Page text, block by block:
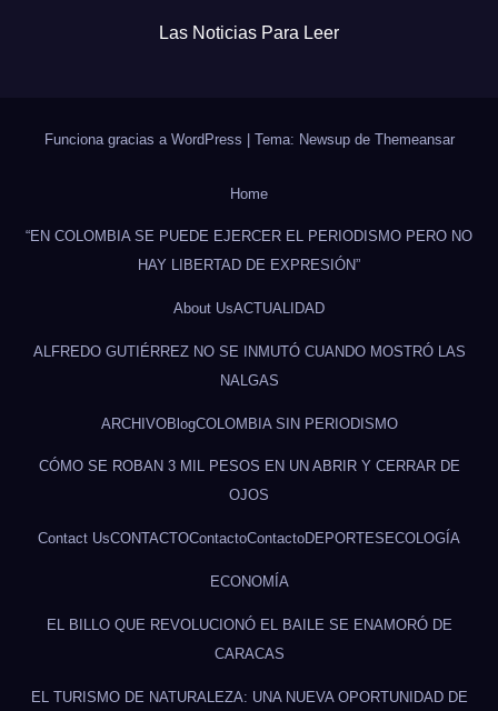
Las Noticias Para Leer
Funciona gracias a WordPress Tema: Newsup de Themeansar
Home
“EN COLOMBIA SE PUEDE EJERCER EL PERIODISMO PERO NO
HAY LIBERTAD DE EXPRESIÓN”
About UsACTUALIDAD
ALFREDO GUTIÉRREZ NO SE INMUTÓ CUANDO MOSTRÓ LAS
NALGAS
ARCHIVOBlogCOLOMBIA SIN PERIODISMO
CÓMO SE ROBAN 3 MIL PESOS EN UN ABRIR Y CERRAR DE
OJOS
Contact UsCONTACTOContactoContactoDEPORTES ECOLOGÍA
ECONOMÍA
EL BILLO QUE REVOLUCIONÓ EL BAILE SE ENAMORÓ DE
CARACAS
EL TURISMO DE NATURALEZA: UNA NUEVA OPORTUNIDAD DE